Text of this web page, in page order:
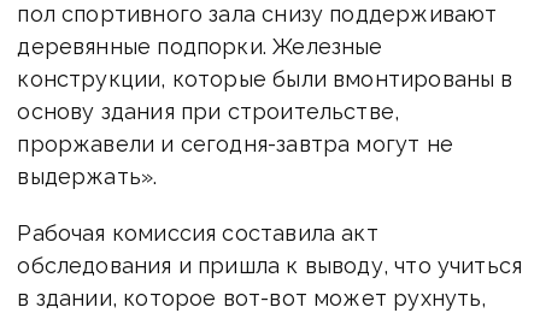
пол спортивного зала снизу поддерживают
деревянные подпорки. Железные
конструкции, которые были вмонтированы в
основу здания при строительстве,
проржавели и сегодня-завтра могут не
выдержать».
Рабочая комиссия составила акт
обследования и пришла к выводу, что учиться
в здании, которое вот-вот может рухнуть,